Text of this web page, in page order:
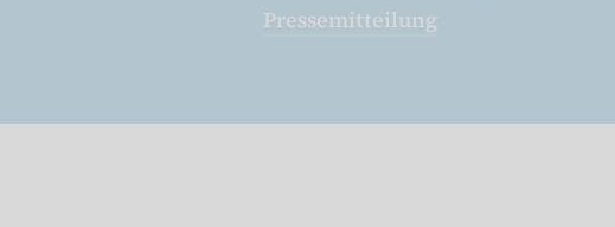
Pressemitteilung